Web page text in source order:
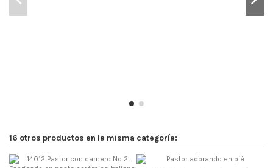
16 otros productos en la misma categoría: